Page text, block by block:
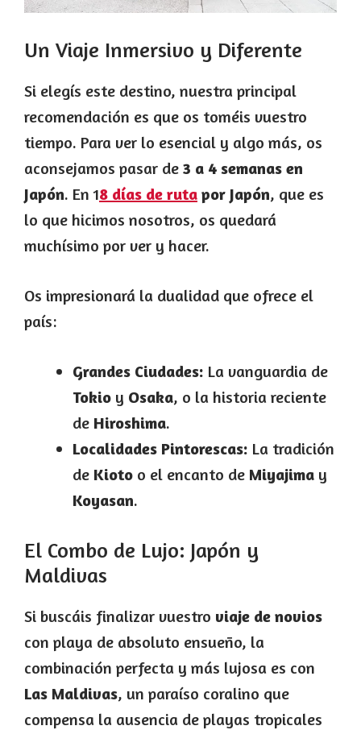
Un Viaje Inmersivo y Diferente
Si elegís este destino, nuestra principal
recomendación es que os toméis vuestro
tiempo. Para ver lo esencial y algo más, os
aconsejamos pasar de 3 a 4 semanas en
Japón. En 18 días de ruta por Japón, que es
lo que hicimos nosotros, os quedará
muchísimo por ver y hacer.
Os impresionará la dualidad que ofrece el
país:
Grandes Ciudades: La vanguardia de
Tokio y Osaka, o la historia reciente
de Hiroshima.
Localidades Pintorescas: La tradición
de Kioto o el encanto de Miyajima y
Koyasan.
El Combo de Lujo: Japón y
Maldivas
Si buscáis finalizar vuestro viaje de novios
con playa de absoluto ensueño, la
combinación perfecta y más lujosa es con
Las Maldivas, un paraíso coralino que
compensa la ausencia de playas tropicales